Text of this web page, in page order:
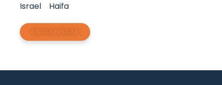
Israel
Haifa
DESCARREGAR